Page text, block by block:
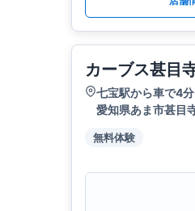
カーブス甚目
七宝駅から車で4分
愛知県あま市甚目
無料体験